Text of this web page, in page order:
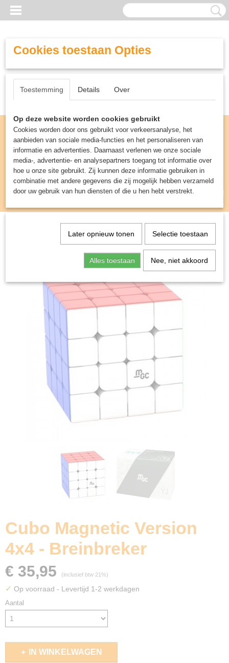
Inloggen Registreren
UW WINKELWAGEN
(0)
Spellen & Puzzels> Breinbrekers>Cubo
Magnetic Version 4x4 - Breinbreker
Cubo Magnetic Version
4x4 - Breinbreker
€ 35,95 (inclusief btw 21%)
✓ Op voorraad - Levertijd 1-2 werkdagen
Aantal
IN WINKELWAGEN
Cookies toestaan Opties
Toestemming Details Over
Op deze website worden cookies gebruikt
Cookies worden door ons gebruikt voor verkeersanalyse, het
aanbieden van sociale media-functies en het personaliseren van
informatie en advertenties. Daarnaast verlenen we onze sociale
media-, advertentie- en analysepartners toegang tot informatie over
hoe u onze site gebruikt. Zij kunnen deze informatie gebruiken in
combinatie met andere gegevens die zij mogelijk hebben verzameld
door uw gebruik van hun diensten of die u hen hebt verstrekt.
Later opnieuw tonen Selectie toestaan
Alles toestaan Nee, niet akkoord